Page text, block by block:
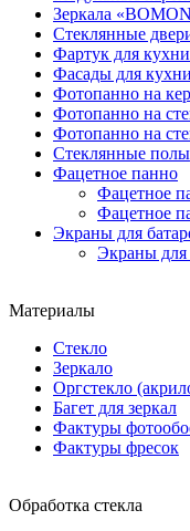
Зеркала
Стеклянные
Фартук для
Фасады для
Фотопанно на
Фотопанно на
Фотопанно на
Стеклянные полы
Фацетное панно
Фацетное
Фацетное
Экраны для
Экраны для
Материалы
Стекло
Зеркало
Оргстекло
Багет для зеркал
Фактуры
Фактуры фресок
Обработка стекла